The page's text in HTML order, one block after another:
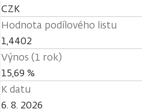
CZK
Hodnota podílového listu
1,4402
Výnos (1 rok)
15,69 %
K datu
6. 8. 2026